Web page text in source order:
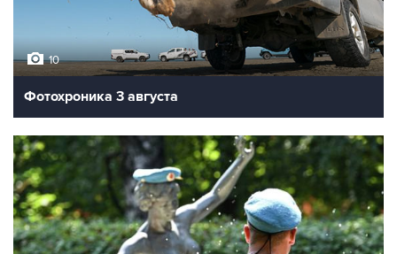
10
Фотохроника 3 августа